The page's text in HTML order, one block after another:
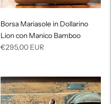
Borsa Mariasole in Dollarino
Lion con Manico Bamboo
Prezzo
€295,00 EUR